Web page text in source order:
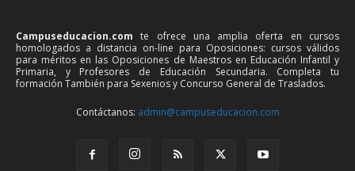
Campuseducacion.com te ofrece una amplia oferta en cursos
homologados a distancia on-line para Oposiciones: cursos válidos
para méritos en las Oposiciones de Maestros en Educación Infantil y
Primaria, y Profesores de Educación Secundaria. Completa tu
formación También para Sexenios y Concurso General de Traslados.
Contáctanos: admin@campuseducacion.com